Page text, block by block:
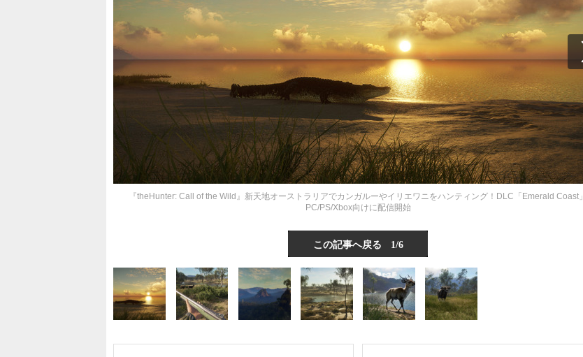
『theHunter: Call of the Wild』新天地オーストラリアでカンガルーやイリエワニをハンティング！DLC「Emerald Coast」
PC/PS/Xbox向けに配信開始
この記事へ戻る 1/6